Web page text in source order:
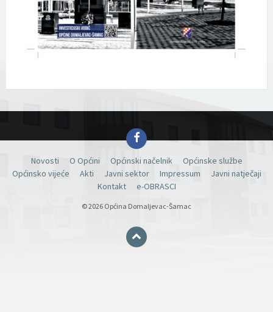
Facebook
Novosti O Općini Općinski načelnik
Općinske službe
Općinsko vijeće
Akti Javni sektor Impressum
Javni natječaji
Kontakt
e-OBRASCI
© 2026 Općina Domaljevac-Šamac